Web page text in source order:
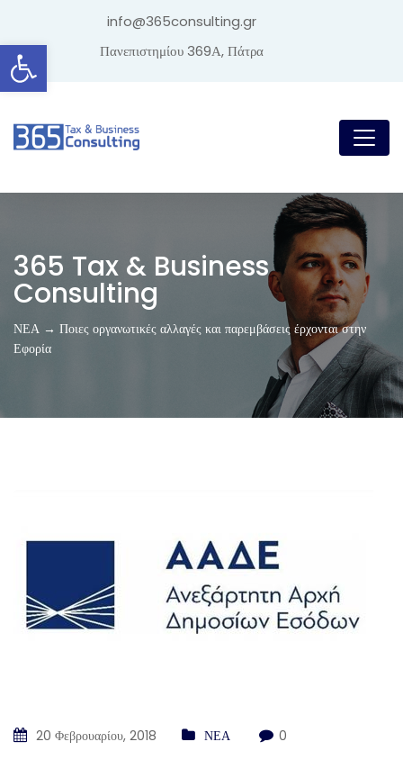
Ανοίξτε τη γραμμή εργαλείων
info@365consulting.gr
Πανεπιστημίου 369Α, Πάτρα
365 Tax & Business
Consulting
ΝΕΑ → Ποιες οργανωτικές αλλαγές και παρεμβάσεις έρχονται στην
Εφορία
20 Φεβρουαρίου, 2018 ΝΕΑ 0